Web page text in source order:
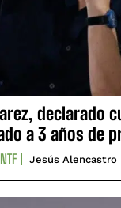
declarado
a 3 años de
Jesús Alencastro